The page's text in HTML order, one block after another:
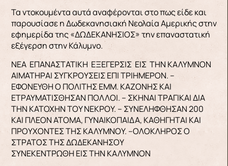
Τα ντοκουμέντα αυτά αναφέρονται στο πως είδε και
παρουσίασε η Δωδεκανησιακή Νεολαία Αμερικής στην
εφημερίδα της «ΔΩΔΕΚΑΝΗΣΙΟΣ» την επαναστατική
εξέγερση στην Κάλυμνο.
ΝΕΑ ΕΠΑΝΑΣΤΑΤΙΚΗ ΕΞΕΓΕΡΣΙΣ ΕΙΣ ΤΗΝ ΚΑΛΥΜΝΟΝ
ΑΙΜΑΤΗΡΑΙ ΣΥΓΚΡΟΥΣΕΙΣ ΕΠΙ ΤΡΙΗΜΕΡΟΝ. –
ΕΦΟΝΕΥΘΗ Ο ΠΟΛΙΤΗΣ ΕΜΜ. ΚΑΖΟΝΗΣ ΚΑΙ
ΕΤΡΑΥΜΑΤΙΣΘΗΣΑΝ ΠΟΛΛΟΙ. – ΣΚΗΝΑΙ ΤΡΑΓΙΚΑΙ ΔΙΑ
ΤΗΝ ΚΑΤΟΧΗΝ ΤΟΥ ΝΕΚΡΟΥ. – ΣΥΝΕΛΗΦΘΗΣΑΝ 200
ΚΑΙ ΠΛΕΟΝ ΑΤΟΜΑ, ΓΥΝΑΙΚΟΠΑΙΔΑ, ΚΑΘΗΓΗΤΑΙ ΚΑΙ
ΠΡΟΥΧΟΝΤΕΣ ΤΗΣ ΚΑΛΥΜΝΟΥ. –ΟΛΟΚΛΗΡΟΣ Ο
ΣΤΡΑΤΟΣ ΤΗΣ ΔΩΔΕΚΑΝΗΣΟΥ
ΣΥΝΕΚΕΝΤΡΩΘΗ ΕΙΣ ΤΗΝ ΚΑΛΥΜΝΟΝ